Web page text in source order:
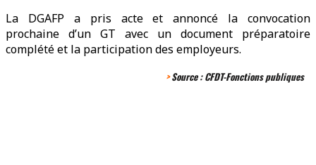
La DGAFP a pris acte et annoncé la convocation
prochaine d’un GT avec un document préparatoire
complété et la participation des employeurs.
>Source : CFDT-Fonctions publiques